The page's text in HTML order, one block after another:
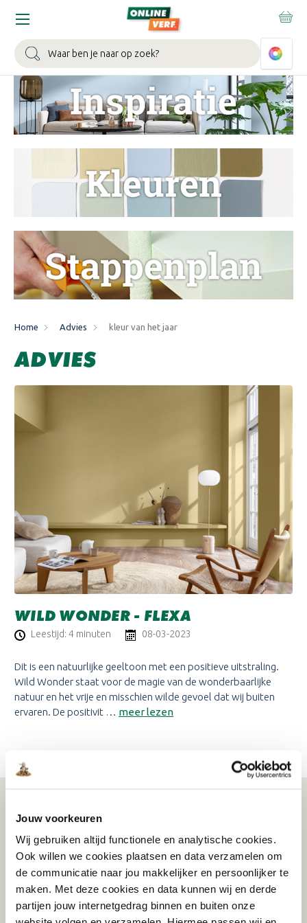
Jouw voorkeuren
Wij gebruiken altijd functionele en analytische cookies.
Ook willen we cookies plaatsen en data verzamelen om
de communicatie naar jou makkelijker en persoonlijker te
maken. Met deze cookies en data kunnen wij en derde
partijen jouw internetgedrag binnen en buiten onze
Zoeken
WIN EEN BALLONVAART:Bij besteding vanaf €100,- aan Sikkens
muurverf en/of lak.
Bekijk actie >
Home Advies kleur van het jaar
ADVIES
WILD WONDER - FLEXA
Leestijd: 4 minuten 08-03-2023
Dit is een natuurlijke geeltoon met een positieve uitstraling.
Wild Wonder staat voor de magie van de wonderbaarlijke
natuur en het vrije en misschien wilde gevoel dat wij buiten
ervaren. De positivit … meer lezen
WAT KLANTEN VERTELLEN
Schrijf je in voor de nieuwsbrief!
Ontvang eenmalig €15,- korting op je bestelling
vanaf €150!